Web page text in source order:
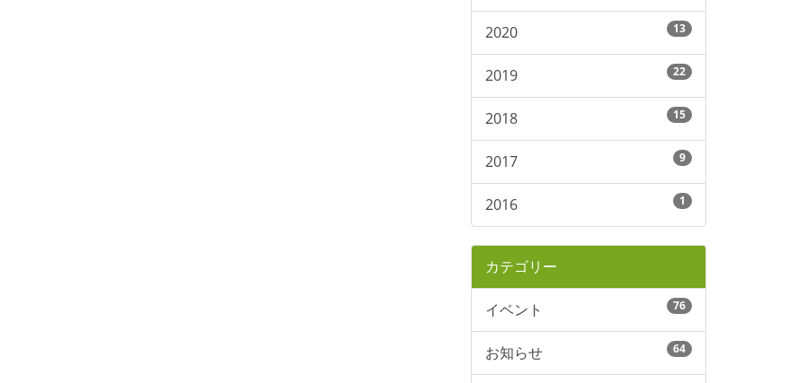
2020 13
2019 22
2018 15
2017 9
2016 1
カテゴリー
イベント 76
お知らせ 64